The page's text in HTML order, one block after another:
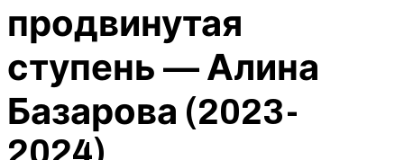
продвинутая
ступень — Алина
Базарова (2023-